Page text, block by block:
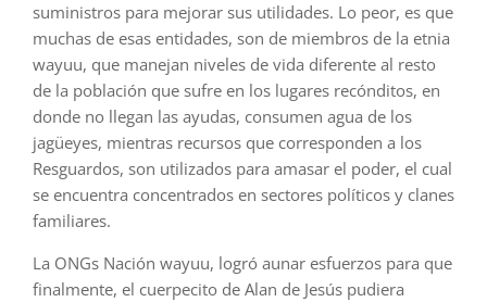
suministros para mejorar sus utilidades. Lo peor, es que
muchas de esas entidades, son de miembros de la etnia
wayuu, que manejan niveles de vida diferente al resto
de la población que sufre en los lugares recónditos, en
donde no llegan las ayudas, consumen agua de los
jagüeyes, mientras recursos que corresponden a los
Resguardos, son utilizados para amasar el poder, el cual
se encuentra concentrados en sectores políticos y clanes
familiares.
La ONGs Nación wayuu, logró aunar esfuerzos para que
finalmente, el cuerpecito de Alan de Jesús pudiera